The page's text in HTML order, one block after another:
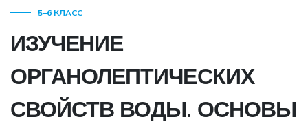
5–6 КЛАСС
ИЗУЧЕНИЕ
ОРГАНОЛЕПТИЧЕСКИХ
СВОЙСТВ ВОДЫ. ОСНОВЫ